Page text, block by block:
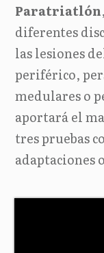
Paratriatlón
diferentes
las lesiones
periférico,
medulares o
aportará el
tres pruebas
adaptaciones